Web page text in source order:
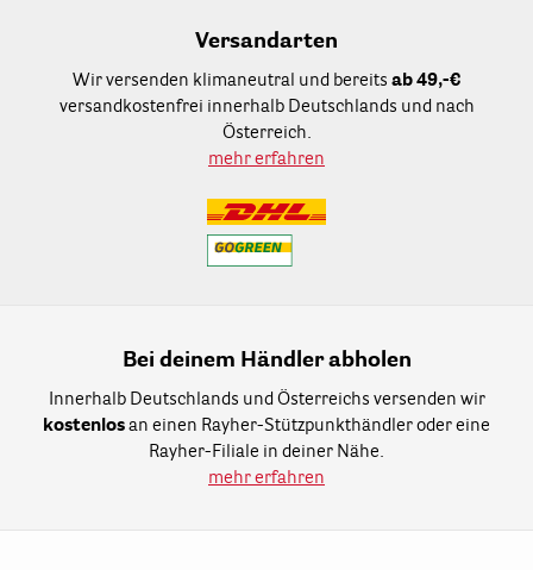
Versandarten
Wir versenden klimaneutral und bereits ab 49,-€
versandkostenfrei innerhalb Deutschlands und nach
Österreich.
mehr erfahren
Bei deinem Händler abholen
Innerhalb Deutschlands und Österreichs versenden wir
kostenlos an einen Rayher-Stützpunkthändler oder eine
Rayher-Filiale in deiner Nähe.
mehr erfahren